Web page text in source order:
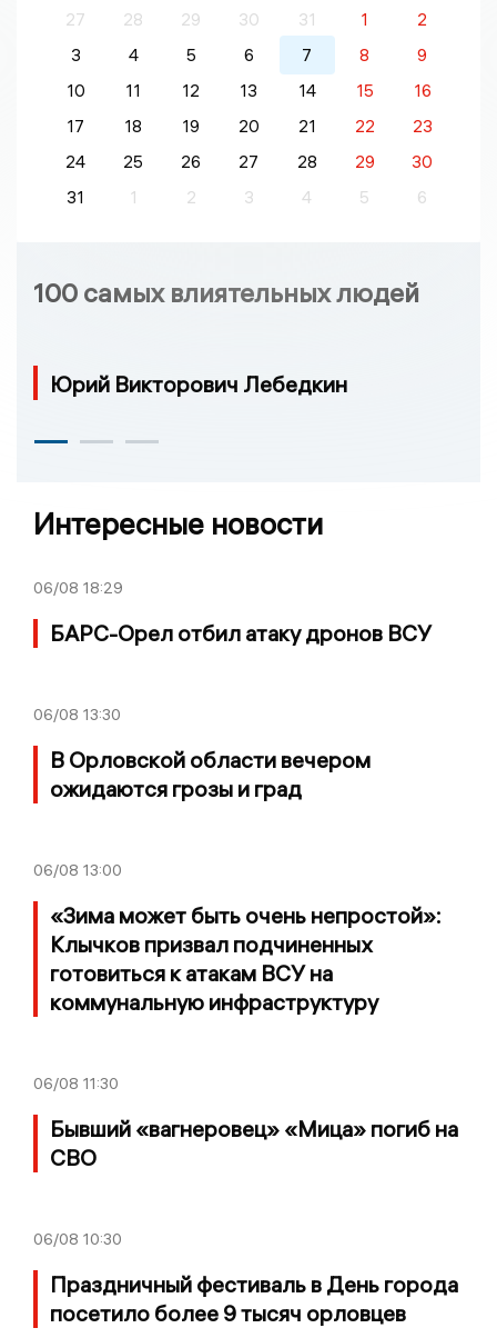
27
28 29 30 31 1
2
3
4 5 6 7 8
9
10
11 12 13 14 15
16
17
18 19 20 21 22
23
24
25 26 27 28 29
30
31
1 2 3 4 5 6
100 самых влиятельных людей
Юрий Викторович Лебедкин
Интересные новости
06/08 18:29
БАРС-Орел отбил атаку дронов ВСУ
06/08 13:30
В Орловской области вечером
ожидаются грозы и град
06/08 13:00
«Зима может быть очень непростой»:
Клычков призвал подчиненных
готовиться к атакам ВСУ на
коммунальную инфраструктуру
06/08 11:30
Бывший «вагнеровец» «Мица» погиб на
СВО
06/08 10:30
Праздничный фестиваль в День города
посетило более 9 тысяч орловцев